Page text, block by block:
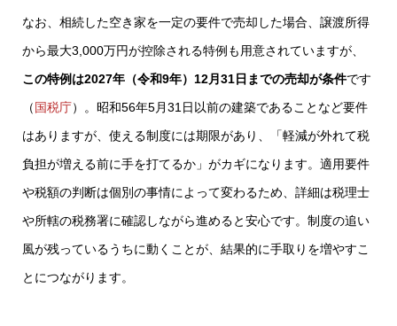
なお、相続した空き家を一定の要件で売却した場合、譲渡所得
から最大3,000万円が控除される特例も用意されていますが、
この特例は2027年（令和9年）12月31日までの売却が条件です
（ 国税庁）。昭和56年5月31日以前の建築であることなど要件
はありますが、使える制度には期限があり、「軽減が外れて税
負担が増える前に手を打てるか」がカギになります。適用要件
や税額の判断は個別の事情によって変わるため、詳細は税理士
や所轄の税務署に確認しながら進めると安心です。制度の追い
風が残っているうちに動くことが、結果的に手取りを増やすこ
とにつながります。